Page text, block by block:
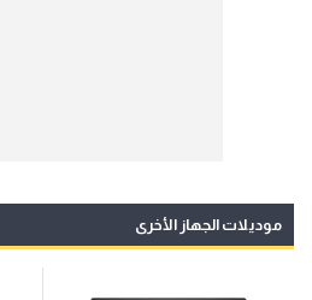
موديلات الجهاز الأخرى